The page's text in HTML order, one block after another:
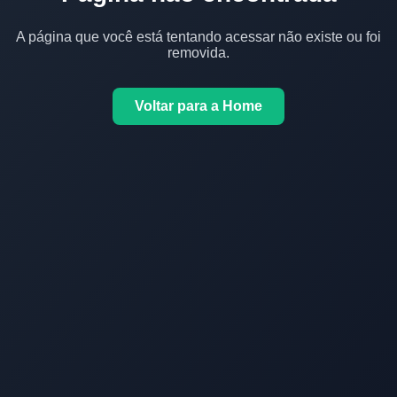
A página que você está tentando acessar não existe ou foi
removida.
Voltar para a Home